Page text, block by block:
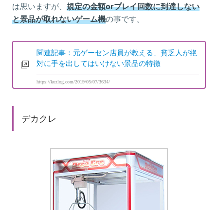
は思いますが、 規定の金額orプレイ回数に到達しない
と景品が取れないゲーム機の事です。
関連記事：元ゲーセン店員が教える、貧乏人が絶
対に手を出してはいけない景品の特徴
https://kuzlog.com/2019/05/07/3634/
デカクレ